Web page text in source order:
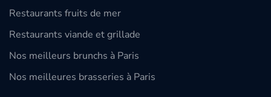
Restaurants fruits de mer
Restaurants viande et grillade
Nos meilleurs brunchs à Paris
Nos meilleures brasseries à Paris